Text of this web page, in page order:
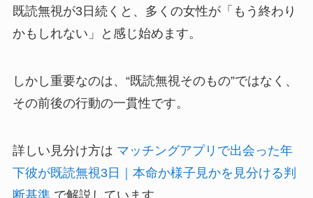
既読無視が3日続くと、多くの女性が「もう終わり
かもしれない」と感じ始めます。
しかし重要なのは、“既読無視そのもの”ではなく、
その前後の行動の一貫性です。
詳しい見分け方は マッチングアプリで出会った年
下彼が既読無視3日｜本命か様子見かを見分ける判
断基準 で解説しています。